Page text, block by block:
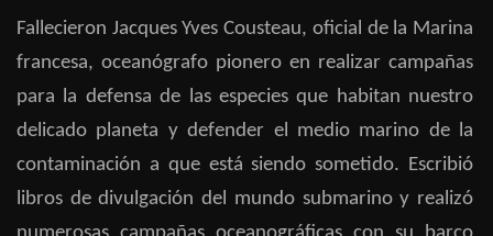
Fallecieron Jacques Yves Cousteau, oficial de la Marina
francesa, oceanógrafo pionero en realizar campañas
para la defensa de las especies que habitan nuestro
delicado planeta y defender el medio marino de la
contaminación a que está siendo sometido. Escribió
libros de divulgación del mundo submarino y realizó